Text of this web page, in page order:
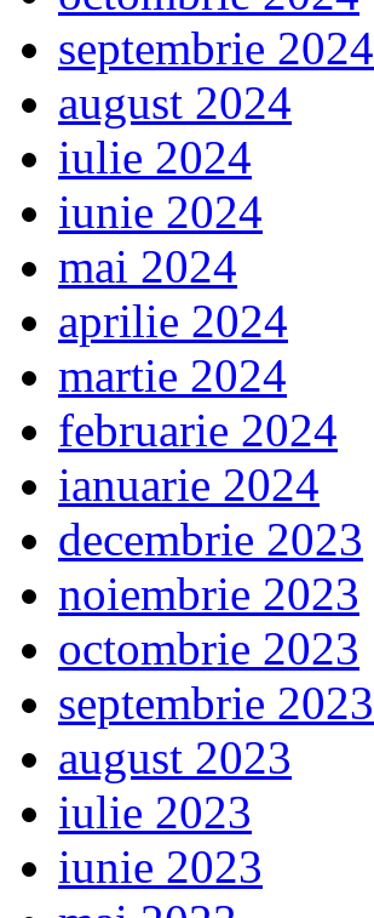
septembrie 2024
august 2024
iulie 2024
iunie 2024
mai 2024
aprilie 2024
martie 2024
februarie 2024
ianuarie 2024
decembrie 2023
noiembrie 2023
octombrie 2023
septembrie 2023
august 2023
iulie 2023
iunie 2023